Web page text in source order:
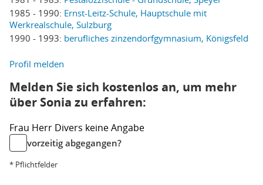
1985 - 1990: Ernst-Leitz-Schule, Hauptschule mit
Werkrealschule, Sulzburg
1990 - 1993: berufliches zinzendorfgymnasium, Königsfeld
Profil melden
Melden Sie sich kostenlos an, um mehr
über Sonia zu erfahren:
Frau Herr Divers keine Angabe
vorzeitig abgegangen?
* Pflichtfelder